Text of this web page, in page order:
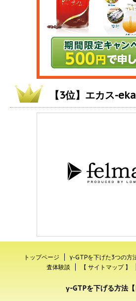
【3位】エカス-
トップページ γ-GTPを下げた3つの方
査体験談
【 サイトマップ 】
γ-GTPを下げる方法【